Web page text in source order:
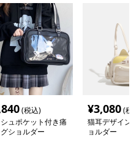
(税込)
ュポケット付き痛
ショルダー
¥3,080(税
猫耳デザイン
ョルダー